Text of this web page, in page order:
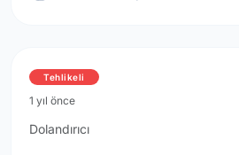
Tehlikeli
1 yıl önce
Dolandırıcı